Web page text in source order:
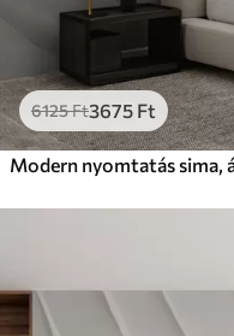
6125Ft3675 Ft